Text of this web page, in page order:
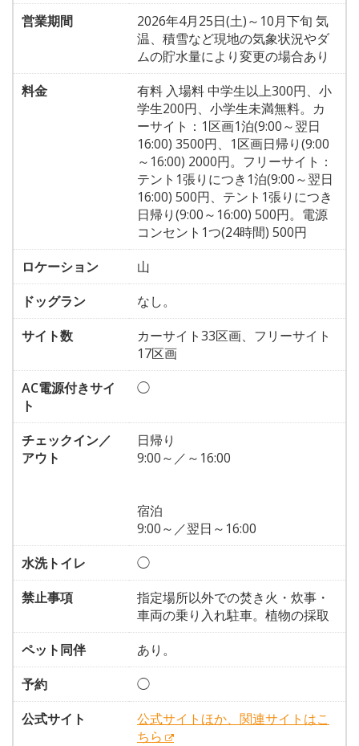
営業期間
2026年4月25日(土)～10月下旬 気
温、積雪など現地の気象状況やダ
ムの貯水量により変更の場合あり
料金
有料 入場料 中学生以上300円、小
学生200円、小学生未満無料。カ
ーサイト：1区画1泊(9:00～翌日
16:00) 3500円、1区画日帰り(9:00
～16:00) 2000円。フリーサイト：
テント1張りにつき1泊(9:00～翌日
16:00) 500円、テント1張りにつき
日帰り(9:00～16:00) 500円。電源
コンセント1つ(24時間) 500円
ロケーション
山
ドッグラン
なし。
サイト数
カーサイト33区画、フリーサイト
17区画
AC電源付きサイ
ト
◯
チェックイン／
アウト
日帰り
9:00～／～16:00
宿泊
9:00～／翌日～16:00
水洗トイレ
◯
禁止事項
指定場所以外での焚き火・炊事・
車両の乗り入れ駐車。植物の採取
ペット同伴
あり。
予約
◯
公式サイト
公式サイトほか、関連サイトはこ
ちら